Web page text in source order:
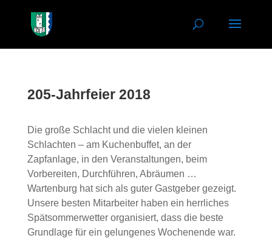
205-Jahrfeier 2018
Die große Schlacht und die vielen kleinen
Schlachten – am Kuchenbuffet, an der
Zapfanlage, in den Veranstaltungen, beim
Vorbereiten, Durchführen, Abräumen …
Wartenburg hat sich als guter Gastgeber gezeigt.
Unsere besten Mitarbeiter haben ein herrliches
Spätsommerwetter organisiert, dass die beste
Grundlage für ein gelungenes Wochenende war.